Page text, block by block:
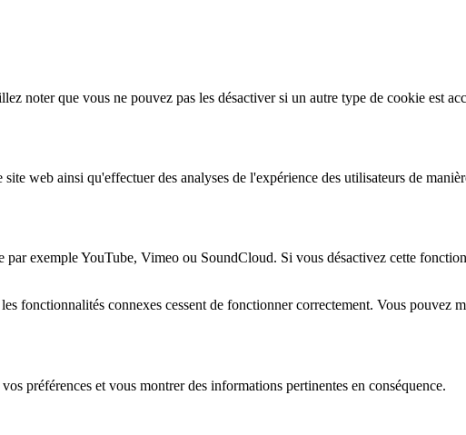
noter que vous ne pouvez pas les désactiver si un autre type de cookie est
web ainsi qu'effectuer des analyses de l'expérience des utilisateurs de
exemple YouTube, Vimeo ou SoundCloud. Si vous désactivez cette
fonctionnalités connexes cessent de fonctionner correctement. Vous pouvez
préférences et vous montrer des informations pertinentes en conséquence.